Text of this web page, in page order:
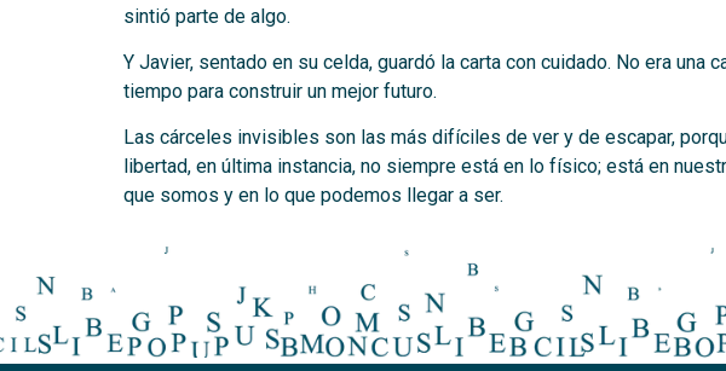
sintió parte de algo.
Y Javier, sentado en su celda, guardó la carta con cuidado. No era
tiempo para construir un mejor futuro.
Las cárceles invisibles son las más difíciles de ver y de escapar,
libertad, en última instancia, no siempre está en lo físico; está en
que somos y en lo que podemos llegar a ser.